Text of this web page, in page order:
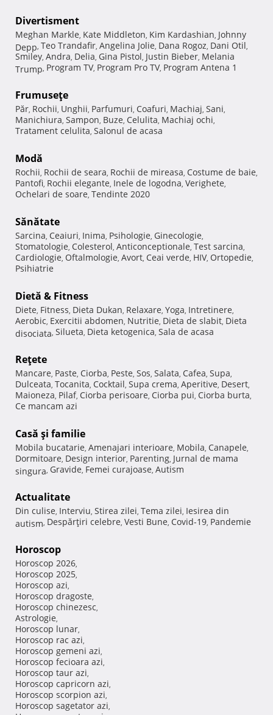
Divertisment
Meghan Markle, Kate Middleton, Kim Kardashian, Johnny
Depp, Teo Trandafir, Angelina Jolie, Dana Rogoz, Dani Otil,
Smiley, Andra, Delia, Gina Pistol, Justin Bieber, Melania
Trump, Program TV, Program Pro TV, Program Antena 1
Frumuseţe
Păr, Rochii, Unghii, Parfumuri, Coafuri, Machiaj, Sani,
Manichiura, Sampon, Buze, Celulita, Machiaj ochi,
Tratament celulita, Salonul de acasa
Modă
Rochii, Rochii de seara, Rochii de mireasa, Costume de baie,
Pantofi, Rochii elegante, Inele de logodna, Verighete,
Ochelari de soare, Tendinte 2020
Sănătate
Sarcina, Ceaiuri, Inima, Psihologie, Ginecologie,
Stomatologie, Colesterol, Anticonceptionale, Test sarcina,
Cardiologie, Oftalmologie, Avort, Ceai verde, HIV, Ortopedie,
Psihiatrie
Dietă & Fitness
Diete, Fitness, Dieta Dukan, Relaxare, Yoga, Intretinere,
Aerobic, Exercitii abdomen, Nutritie, Dieta de slabit, Dieta
disociata, Silueta, Dieta ketogenica, Sala de acasa
Reţete
Mancare, Paste, Ciorba, Peste, Sos, Salata, Cafea, Supa,
Dulceata, Tocanita, Cocktail, Supa crema, Aperitive, Desert,
Maioneza, Pilaf, Ciorba perisoare, Ciorba pui, Ciorba burta,
Ce mancam azi
Casă şi familie
Mobila bucatarie, Amenajari interioare, Mobila, Canapele,
Dormitoare, Design interior, Parenting, Jurnal de mama
singura, Gravide, Femei curajoase, Autism
Actualitate
Din culise, Interviu, Stirea zilei, Tema zilei, Iesirea din
autism, Despărţiri celebre, Vesti Bune, Covid-19, Pandemie
Horoscop
Horoscop 2026,
Horoscop 2025,
Horoscop azi,
Horoscop dragoste,
Horoscop chinezesc,
Astrologie,
Horoscop lunar,
Horoscop rac azi,
Horoscop gemeni azi,
Horoscop fecioara azi,
Horoscop taur azi,
Horoscop capricorn azi,
Horoscop scorpion azi,
Horoscop sagetator azi,